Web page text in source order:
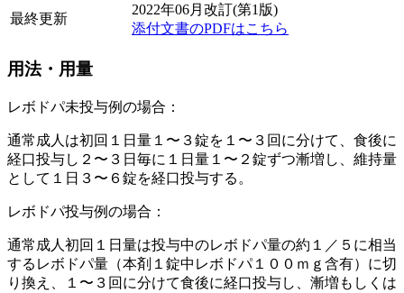
最終更新
2022年06月改訂(第1版)
添付文書のPDFはこちら
用法・用量
レボドパ未投与例の場合：
通常成人は初回１日量１〜３錠を１〜３回に分けて、食後に
経口投与し２〜３日毎に１日量１〜２錠ずつ漸増し、維持量
として１日３〜６錠を経口投与する。
レボドパ投与例の場合：
通常成人初回１日量は投与中のレボドパ量の約１／５に相当
するレボドパ量（本剤１錠中レボドパ１００ｍｇ含有）に切
り換え、１〜３回に分けて食後に経口投与し、漸増もしくは